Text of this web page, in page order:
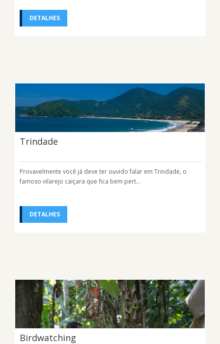
DETALHES
Trindade
Provavelmente você já deve ter ouvido falar em Trindade, o
famoso vilarejo caiçara que fica bem pert...
DETALHES
Birdwatching